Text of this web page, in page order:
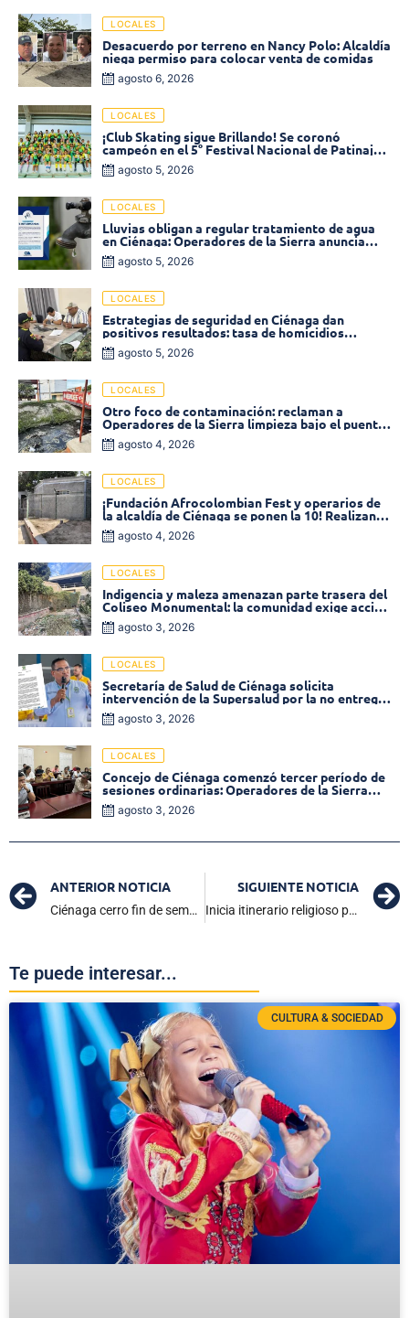
LOCALES
Desacuerdo por terreno en Nancy Polo: Alcaldía
niega permiso para colocar venta de comidas
agosto 6, 2026
LOCALES
¡Club Skating sigue Brillando! Se coronó
campeón en el 5° Festival Nacional de Patinaje
«Soledad sobre Ruedas»
agosto 5, 2026
LOCALES
Lluvias obligan a regular tratamiento de agua
en Ciénaga: Operadores de la Sierra anuncia
baja presión en varios sectores
agosto 5, 2026
LOCALES
Estrategias de seguridad en Ciénaga dan
positivos resultados: tasa de homicidios
disminuyó un 58% en 2026
agosto 5, 2026
LOCALES
Otro foco de contaminación: reclaman a
Operadores de la Sierra limpieza bajo el puente
de la calle 19 con carrera 11
agosto 4, 2026
LOCALES
¡Fundación Afrocolombian Fest y operarios de
la alcaldía de Ciénaga se ponen la 10! Realizan
limpieza de la parte posterior del Coliseo
Monumental
agosto 4, 2026
LOCALES
Indigencia y maleza amenazan parte trasera del
Coliseo Monumental: la comunidad exige acción
inmediata!
agosto 3, 2026
LOCALES
Secretaría de Salud de Ciénaga solicita
intervención de la Supersalud por la no entrega
de medicamentos en las EPS
agosto 3, 2026
LOCALES
Concejo de Ciénaga comenzó tercer período de
sesiones ordinarias: Operadores de la Sierra
tema central de la plenaria
agosto 3, 2026
ANTERIOR NOTICIA
Ciénaga cerro fin de semana del Día del Padre sin incidentes negativos
SIGUIENTE NOTICIA
Inicia itinerario religioso por celebración de San Juan Bautista en Ciénaga
Te puede interesar...
CULTURA & SOCIEDAD